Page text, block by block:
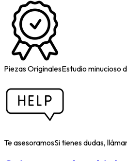
Piezas OriginalesEstudio minucioso
Te asesoramosSi tienes dudas,